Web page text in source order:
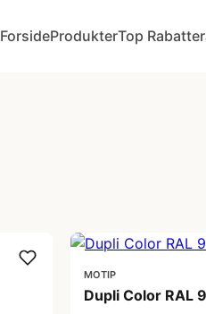
ForsideProdukterTop Rabatter
MOTIP
Dupli Color RAL